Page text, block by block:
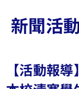
新聞活
【活動報